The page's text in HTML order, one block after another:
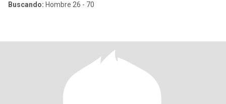
Buscando: Hombre 26 - 70